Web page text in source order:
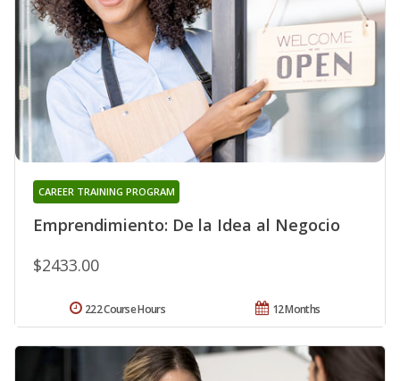
Emprendimiento: De la Idea al Negocio
CAREER TRAINING PROGRAM
$2433.00
12 Months
222 Course Hours